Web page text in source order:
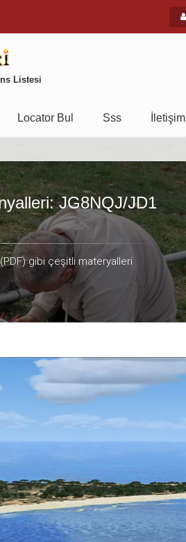
Listesi
Locator Bul Sss İletişim
JG8NQJ/JD1
gibi çeşitli materyalleri